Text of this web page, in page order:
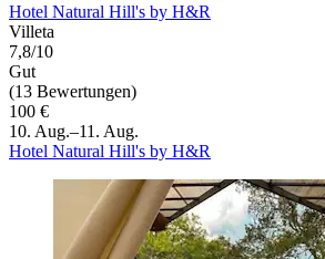
Hotel Natural Hill's by H&R
Villeta
7,8/10
Gut
(13 Bewertungen)
100 €
10. Aug.–11. Aug.
Hotel Natural Hill's by H&R